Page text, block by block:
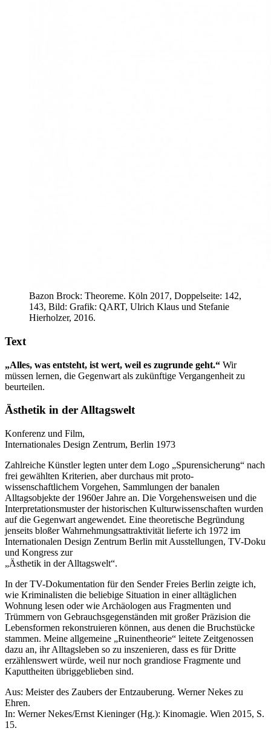
Bazon Brock: Theoreme. Köln 2017, Doppelseite: 142,
143, Bild: Grafik: QART, Ulrich Klaus und Stefanie
Hierholzer, 2016.
Text
„Alles, was entsteht, ist wert, weil es zugrunde geht.“ Wir
müssen lernen, die Gegenwart als zukünftige Vergangenheit zu
beurteilen.
Ästhetik in der Alltagswelt
Konferenz und Film,
Internationales Design Zentrum, Berlin 1973
Zahlreiche Künstler legten unter dem Logo „Spurensicherung“ nach
frei gewählten Kriterien, aber durchaus mit proto-
wissenschaftlichem Vorgehen, Sammlungen der banalen
Alltagsobjekte der 1960er Jahre an. Die Vorgehensweisen und die
Interpretationsmuster der historischen Kulturwissenschaften wurden
auf die Gegenwart angewendet. Eine theoretische Begründung
jenseits bloßer Wahrnehmungsattraktivität lieferte ich 1972 im
Internationalen Design Zentrum Berlin mit Ausstellungen, TV-Doku
und Kongress zur
„Ästhetik in der Alltagswelt“.
In der TV-Dokumentation für den Sender Freies Berlin zeigte ich,
wie Kriminalisten die beliebige Situation in einer alltäglichen
Wohnung lesen oder wie Archäologen aus Fragmenten und
Trümmern von Gebrauchsgegenständen mit großer Präzision die
Lebensformen rekonstruieren können, aus denen die Bruchstücke
stammen. Meine allgemeine „Ruinentheorie“ leitete Zeitgenossen
dazu an, ihr Alltagsleben so zu inszenieren, dass es für Dritte
erzählenswert würde, weil nur noch grandiose Fragmente und
Kaputtheiten übriggeblieben sind.
Aus: Meister des Zaubers der Entzauberung. Werner Nekes zu
Ehren.
In: Werner Nekes/Ernst Kieninger (Hg.): Kinomagie. Wien 2015, S.
15.